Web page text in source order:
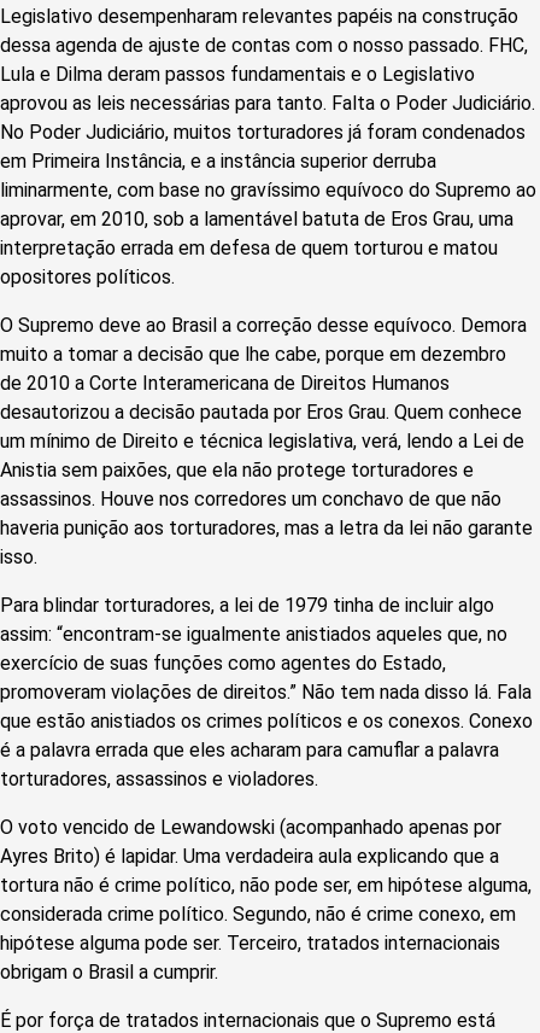
Legislativo desempenharam relevantes papéis na construção
dessa agenda de ajuste de contas com o nosso passado. FHC,
Lula e Dilma deram passos fundamentais e o Legislativo
aprovou as leis necessárias para tanto. Falta o Poder Judiciário.
No Poder Judiciário, muitos torturadores já foram condenados
em Primeira Instância, e a instância superior derruba
liminarmente, com base no gravíssimo equívoco do Supremo ao
aprovar, em 2010, sob a lamentável batuta de Eros Grau, uma
interpretação errada em defesa de quem torturou e matou
opositores políticos.
O Supremo deve ao Brasil a correção desse equívoco. Demora
muito a tomar a decisão que lhe cabe, porque em dezembro
de 2010 a Corte Interamericana de Direitos Humanos
desautorizou a decisão pautada por Eros Grau. Quem conhece
um mínimo de Direito e técnica legislativa, verá, lendo a Lei de
Anistia sem paixões, que ela não protege torturadores e
assassinos. Houve nos corredores um conchavo de que não
haveria punição aos torturadores, mas a letra da lei não garante
isso.
Para blindar torturadores, a lei de 1979 tinha de incluir algo
assim: “encontram-se igualmente anistiados aqueles que, no
exercício de suas funções como agentes do Estado,
promoveram violações de direitos.” Não tem nada disso lá. Fala
que estão anistiados os crimes políticos e os conexos. Conexo
é a palavra errada que eles acharam para camuflar a palavra
torturadores, assassinos e violadores.
O voto vencido de Lewandowski (acompanhado apenas por
Ayres Brito) é lapidar. Uma verdadeira aula explicando que a
tortura não é crime político, não pode ser, em hipótese alguma,
considerada crime político. Segundo, não é crime conexo, em
hipótese alguma pode ser. Terceiro, tratados internacionais
obrigam o Brasil a cumprir.
É por força de tratados internacionais que o Supremo está